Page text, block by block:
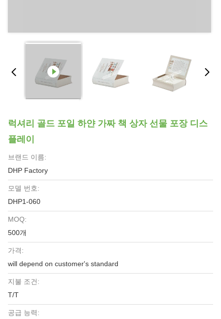
럭셔리 골드 포일 하얀 가짜 책 상자 선물 포장 디스
플레이
브랜드 이름:
DHP Factory
모델 번호:
DHP1-060
MOQ:
500개
가격:
will depend on customer's standard
지불 조건:
T/T
공급 능력: